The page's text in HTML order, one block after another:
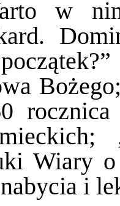
w
Wiary
i